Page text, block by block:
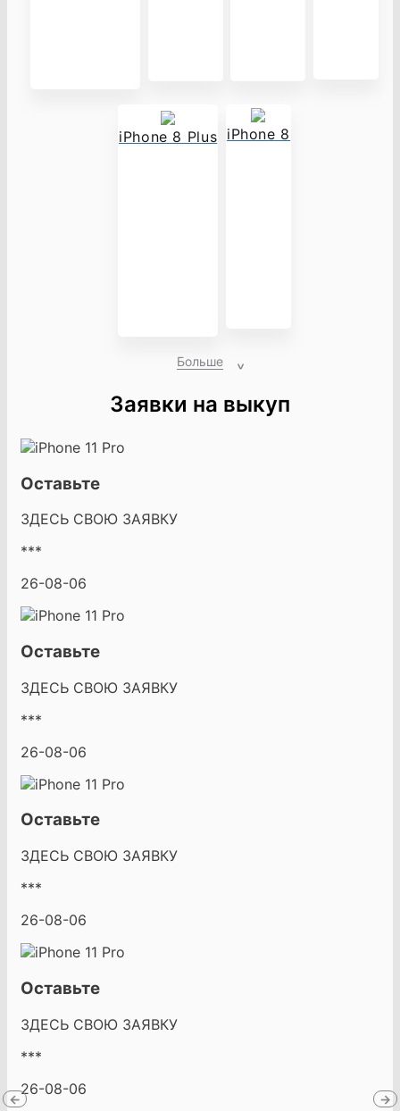
iPhone 8 Plus iPhone 8
Больше
Заявки на выкуп
Оставьте
ЗДЕСЬ СВОЮ ЗАЯВКУ
***
26-08-06
Оставьте
ЗДЕСЬ СВОЮ ЗАЯВКУ
***
26-08-06
Оставьте
ЗДЕСЬ СВОЮ ЗАЯВКУ
***
26-08-06
Оставьте
ЗДЕСЬ СВОЮ ЗАЯВКУ
***
26-08-06
← →